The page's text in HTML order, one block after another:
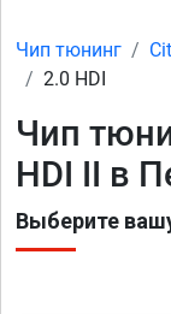
Чип тюнинг
2.0 HDI
Чип
HDI II в
Выберите